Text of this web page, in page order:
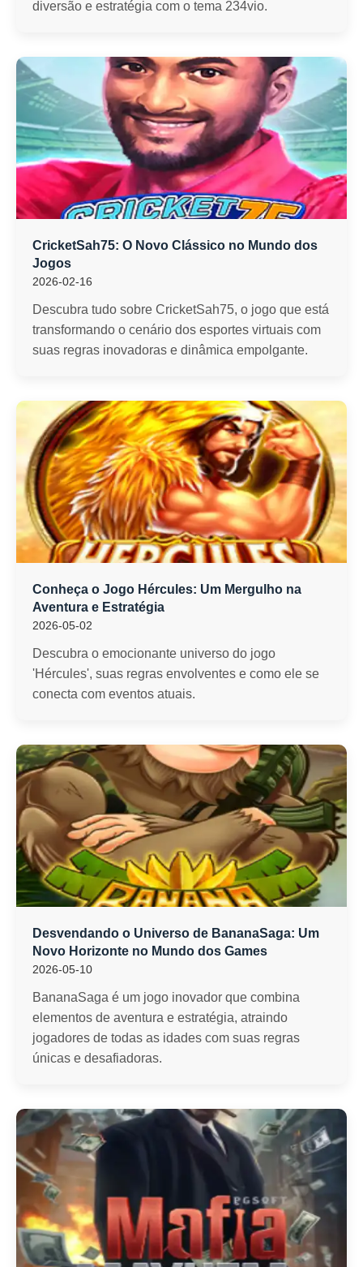
diversão e estratégia com o tema 234vio.
CricketSah75: O Novo Clássico no Mundo dos
Jogos
2026-02-16
Descubra tudo sobre CricketSah75, o jogo que está
transformando o cenário dos esportes virtuais com
suas regras inovadoras e dinâmica empolgante.
Conheça o Jogo Hércules: Um Mergulho na
Aventura e Estratégia
2026-05-02
Descubra o emocionante universo do jogo
'Hércules', suas regras envolventes e como ele se
conecta com eventos atuais.
Desvendando o Universo de BananaSaga: Um
Novo Horizonte no Mundo dos Games
2026-05-10
BananaSaga é um jogo inovador que combina
elementos de aventura e estratégia, atraindo
jogadores de todas as idades com suas regras
únicas e desafiadoras.